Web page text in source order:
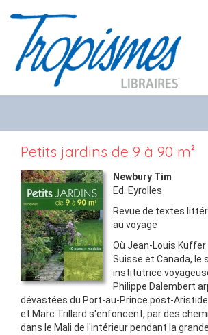
Petits jardins de 9 à 90 m²
Newbury Tim
Ed.
Eyrolles
Revue de textes
au voyage
Où Jean-Louis
Suisse et Canada, le
institutrice
Philippe Dalembert
dévastées du Port-au-Prince post-
et Marc Trillard s'enfoncent, par des
dans le Mali de l'intérieur pendant la